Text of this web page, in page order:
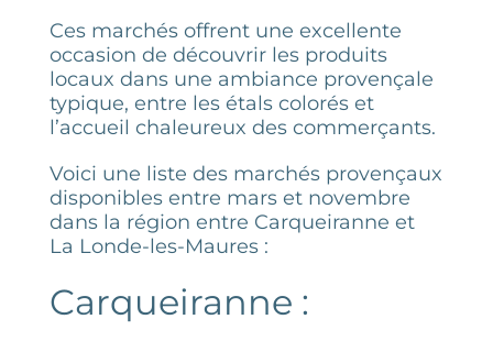
Ces marchés offrent une excellente
occasion de découvrir les produits
locaux dans une ambiance provençale
typique, entre les étals colorés et
l’accueil chaleureux des commerçants.
Voici une liste des marchés provençaux
disponibles entre mars et novembre
dans la région entre Carqueiranne et
La Londe-les-Maures :
Carqueiranne :